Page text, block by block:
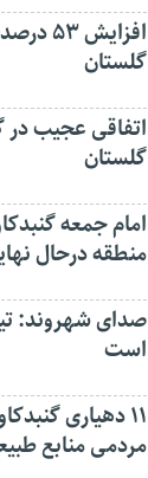
گلستان
اتفاقی عجیب در‌
گلستان
امام جمعه
منطقه درحال
صدای شهروند:
است
۱۱ دهیاری
مردمی منابع